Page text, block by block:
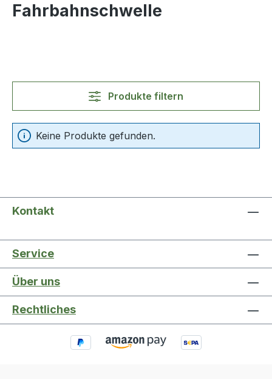
Fahrbahnschwelle
Produkte filtern
Keine Produkte gefunden.
Kontakt
Service
Über uns
Rechtliches